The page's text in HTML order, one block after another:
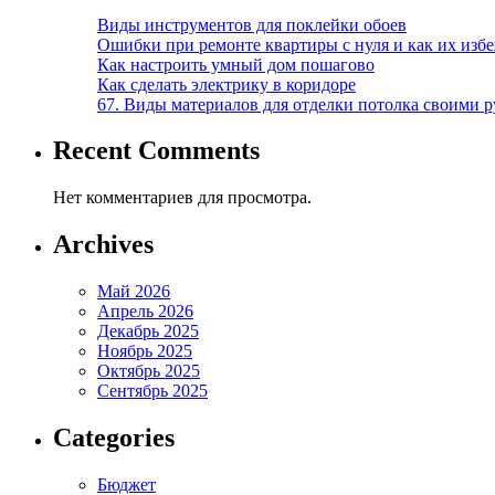
Виды инструментов для поклейки обоев
Ошибки при ремонте квартиры с нуля и как их
Как настроить умный дом пошагово
Как сделать электрику в коридоре
67. Виды материалов для отделки потолка своими
Recent Comments
Нет комментариев для просмотра.
Archives
Май 2026
Апрель 2026
Декабрь 2025
Ноябрь 2025
Октябрь 2025
Сентябрь 2025
Categories
Бюджет